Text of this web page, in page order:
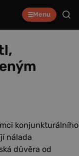
Menu
konjunkturálního
nálada
důvěra od